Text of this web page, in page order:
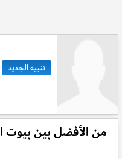
من الأفضل بين بيوت